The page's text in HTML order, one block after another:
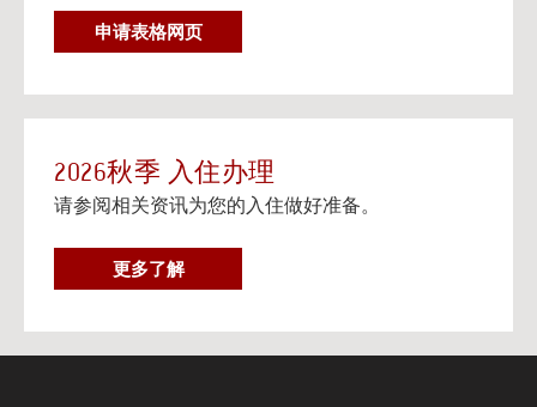
申请表格网页
2026秋季 入住办理
请参阅相关资讯为您的入住做好准备。
更多了解2
0